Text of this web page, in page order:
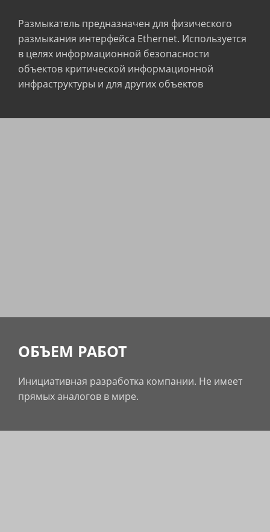
Размыкатель предназначен для физического
размыкания интерфейса Ethernet. Используется
в целях информационной безопасности
объектов критической информационной
инфраструктуры и для других объектов
ОБЪЕМ РАБОТ
Инициативная разработка компании. Не имеет
прямых аналогов в мире.